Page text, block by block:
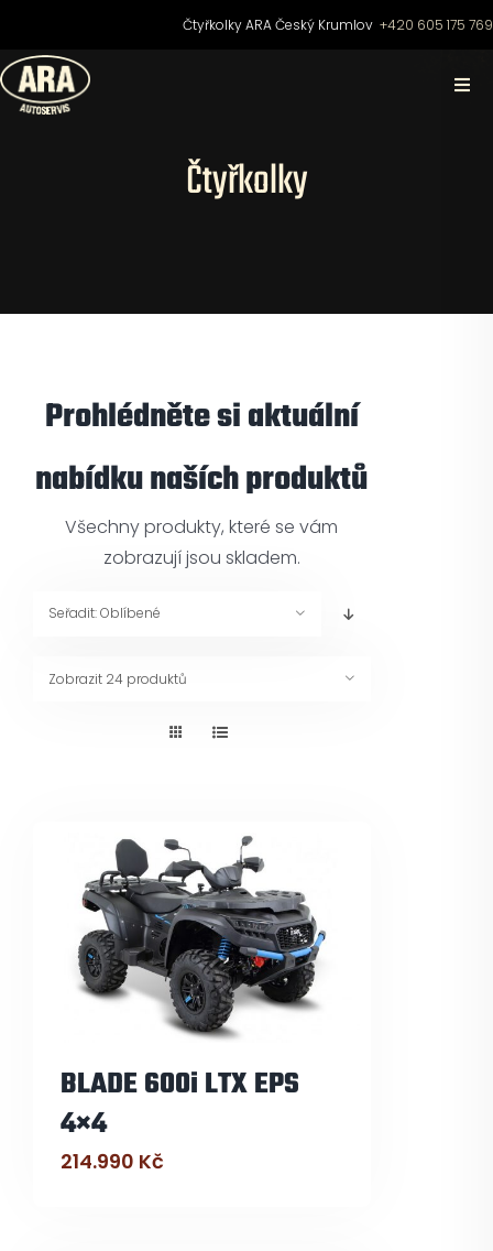
obsah
Čtyřkolky ARA Český Krumlov+420 605 175 769
Skútry
Čtyřkolky
Prohlédněte si aktuální
nabídku naších produktů
Všechny produkty, které se vám
zobrazují jsou skladem.
Seřadit:Oblíbené
Zobrazit 24 produktů
BLADE 600i LTX EPS
4×4
214.990 Kč